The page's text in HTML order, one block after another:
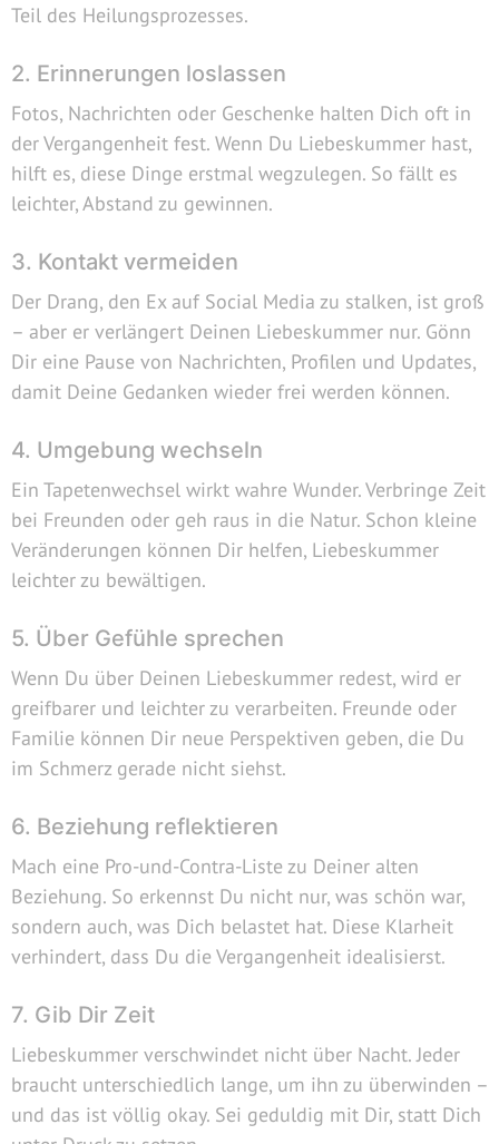
Teil des Heilungsprozesses.
2. Erinnerungen loslassen
Fotos, Nachrichten oder Geschenke halten Dich oft in
der Vergangenheit fest. Wenn Du Liebeskummer hast,
hilft es, diese Dinge erstmal wegzulegen. So fällt es
leichter, Abstand zu gewinnen.
3. Kontakt vermeiden
Der Drang, den Ex auf Social Media zu stalken, ist groß
– aber er verlängert Deinen Liebeskummer nur. Gönn
Dir eine Pause von Nachrichten, Profilen und Updates,
damit Deine Gedanken wieder frei werden können.
4. Umgebung wechseln
Ein Tapetenwechsel wirkt wahre Wunder. Verbringe Zeit
bei Freunden oder geh raus in die Natur. Schon kleine
Veränderungen können Dir helfen, Liebeskummer
leichter zu bewältigen.
5. Über Gefühle sprechen
Wenn Du über Deinen Liebeskummer redest, wird er
greifbarer und leichter zu verarbeiten. Freunde oder
Familie können Dir neue Perspektiven geben, die Du
im Schmerz gerade nicht siehst.
6. Beziehung reflektieren
Mach eine Pro-und-Contra-Liste zu Deiner alten
Beziehung. So erkennst Du nicht nur, was schön war,
sondern auch, was Dich belastet hat. Diese Klarheit
verhindert, dass Du die Vergangenheit idealisierst.
7. Gib Dir Zeit
Liebeskummer verschwindet nicht über Nacht. Jeder
braucht unterschiedlich lange, um ihn zu überwinden –
und das ist völlig okay. Sei geduldig mit Dir, statt Dich